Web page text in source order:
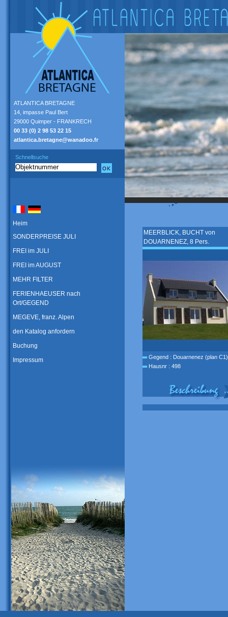
ATLANTICA BRETAGNE
14, impasse Paul Bert
29000 Quimper - FRANKRECH
00 33 (0) 2 98 53 22 15
atlantica.bretagne@wanadoo.fr
Schnellsuche
Heim
SONDERPREISE JULI
FREI im JULI
FREI im AUGUST
MEHR FILTER
FERIENHAEUSER nach
Ort/GEGEND
MEGEVE, franz. Alpen
den Katalog anfordern
Buchung
Impressum
MEERBLICK, BUCHT von
DOUARNENEZ, 8 Pers.
Gegend : Douarnenez (plan C1)
Hausnr : 498